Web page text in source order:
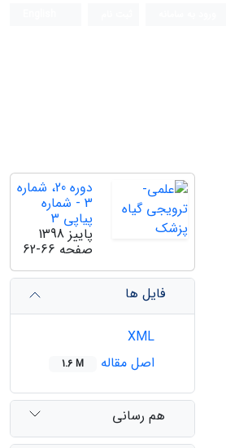
دوره 20، شماره
3 - شماره
پیاپی 3
پاییز 1398
صفحه 62-66
فایل ها
اصل مقاله
1.6 M
هم رسانی